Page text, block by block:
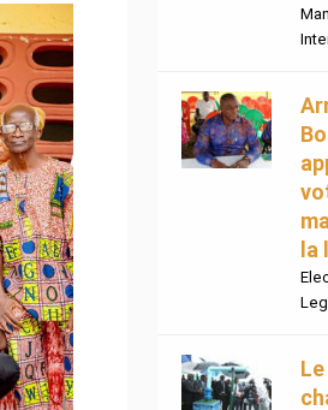
la
Le